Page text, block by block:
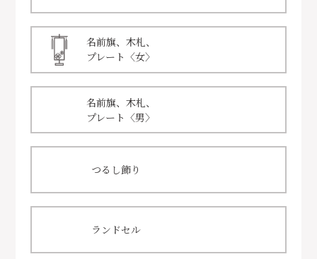
名前旗、木札、
プレート〈女〉
名前旗、木札、
プレート〈男〉
つるし飾り
ランドセル